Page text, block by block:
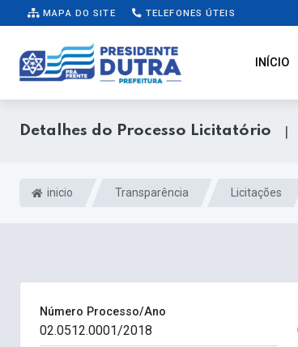
MAPA DO SITE TELEFONES ÚTEIS
INÍCIO
Detalhes do Processo Licitatório |
inicio Transparência Licitações
Número Processo/Ano